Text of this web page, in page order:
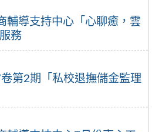
輔導支持中心「心聊癒，雲
務
第2期「私校退撫儲金監理